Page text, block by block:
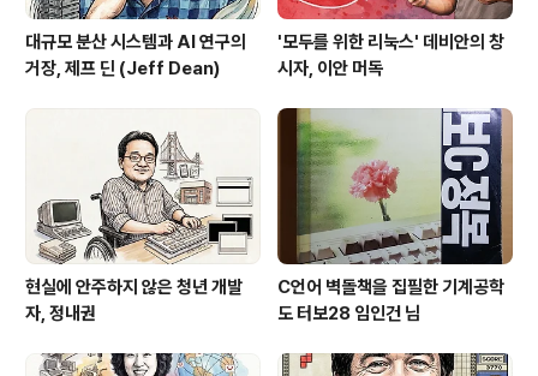
대규모 분산 시스템과 AI 연구의
거장, 제프 딘 (Jeff Dean)
'모두를 위한 리눅스' 데비안의 창
시자, 이안 머독
현실에 안주하지 않은 청년 개발
자, 정내권
C언어 벽돌책을 집필한 기계공학
도 터보28 임인건 님